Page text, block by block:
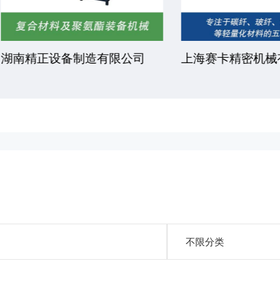
湖南精正设备制造有限公司 上海赛卡精密机械
不限分类